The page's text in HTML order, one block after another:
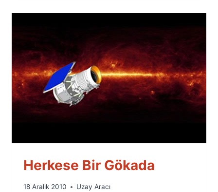
Herkese Bir Gökada
By
18 Aralık 2010 Uzay Aracı